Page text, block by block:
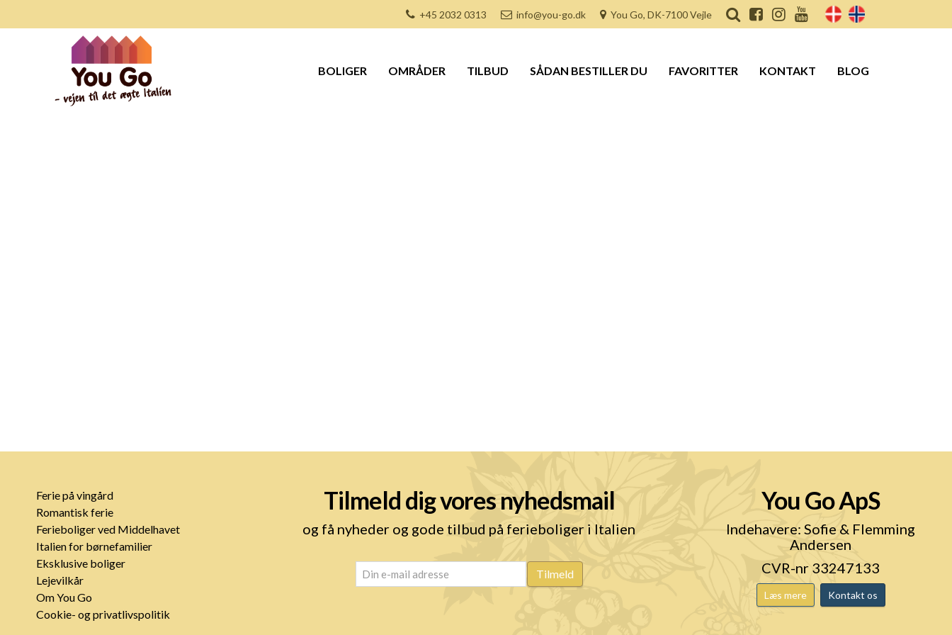
+45 2032 0313 info@you-go.dk You Go, DK-7100 Vejle
BOLIGER OMRÅDER TILBUD SÅDAN BESTILLER DU FAVORITTER KONTAKT BLOG
Ferie på vingård
Romantisk ferie
Ferieboliger ved Middelhavet
Italien for børnefamilier
Eksklusive boliger
Lejevilkår
Om You Go
Cookie- og privatlivspolitik
Tilmeld dig vores nyhedsmail
og få nyheder og gode tilbud på ferieboliger i Italien
email (Påkrævet) Tilmeld
You Go ApS
Indehavere: Sofie & Flemming
Andersen
CVR-nr 33247133
Læs mere Kontakt os